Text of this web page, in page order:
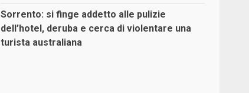
Sorrento: si finge addetto alle pulizie
dell’hotel, deruba e cerca di violentare una
turista australiana